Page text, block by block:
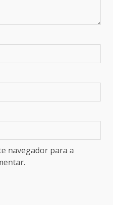
navegador para a